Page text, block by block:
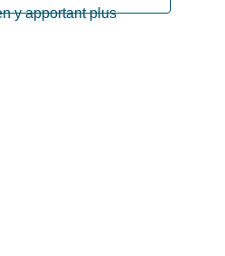
y apportant plus